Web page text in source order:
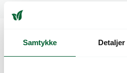
Samtykke Detaljer
Kunder så også på